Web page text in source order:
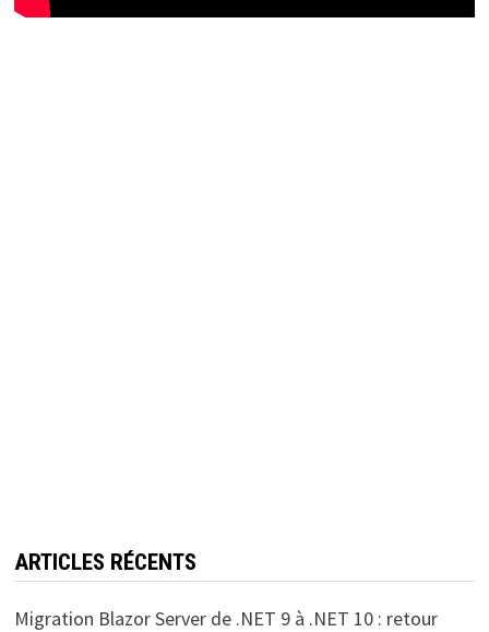
ARTICLES RÉCENTS
Migration Blazor Server de .NET 9 à .NET 10 : retour